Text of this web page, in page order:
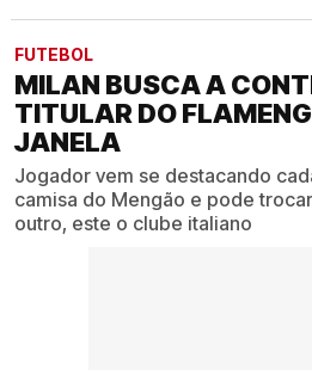
FUTEBOL
MILAN BUSCA A
TITULAR DO
JANELA
Jogador vem se destacando
camisa do Mengão e pode
outro, este o clube italiano